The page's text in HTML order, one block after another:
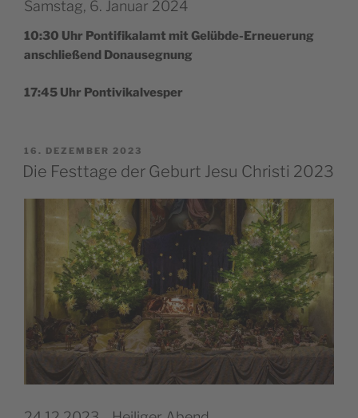
Samstag, 6. Januar 2024
10:30 Uhr Pon­ti­fi­kal­amt mit Gelüb­de-Erneue­rung
anschlie­ßend Donausegnung
17:45 Uhr Pontivikalvesper
VERÖFFENTLICHT
AM
16. DEZEMBER 2023
Die Festtage der Geburt Jesu Christi 2023